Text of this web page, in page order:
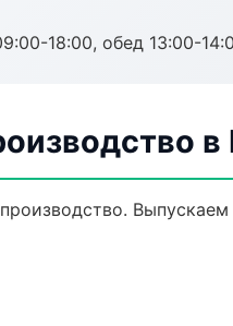
18:00, обед 13:00-